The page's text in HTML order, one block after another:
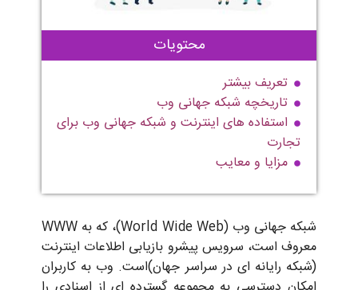
محتویات
تعریف بیشتر
تاریخچه شبکه جهانی وب
استفاده های اینترنت و شبکه جهانی وب برای
تجارت
مزایا و معایب
شبکه جهانی وب (World Wide Web)، که به WWW
معروف است، سرویس پیشرو بازیابی اطلاعات اینترنت
(شبکه رایانه ای در سراسر جهان)است. وب به کاربران